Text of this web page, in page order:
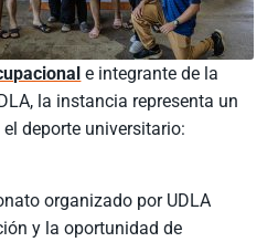
e integrante de la
la instancia representa un
deporte universitario:
organizado por UDLA
y la oportunidad de